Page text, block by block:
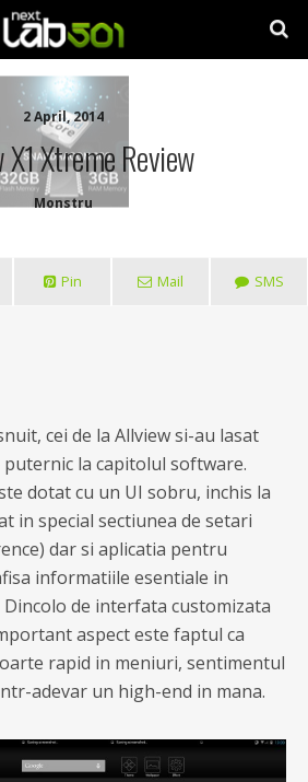
2 April, 2014
Xtreme Review
Monstru
Pin Mail SMS
cei de la Allview si-au lasat
la capitolul software.
dotat cu un UI sobru, inchis la
in special sectiunea de setari
dar si aplicatia pentru
informatiile esentiale in
de interfata customizata
aspect este faptul ca
rapid in meniuri, sentimentul
adevar un high-end in mana.